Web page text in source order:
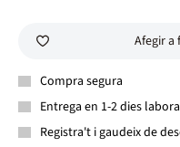
Afegir a
Compra segura
Entrega en 1-2 dies
Registra't i gaudeix de